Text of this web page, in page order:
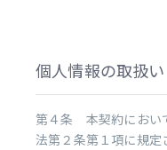
個人情報の取扱い
第４条 本契約におい
法第２条第１項に規定